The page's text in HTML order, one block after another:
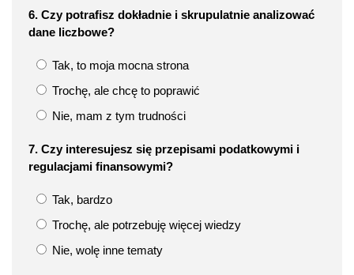
6. Czy potrafisz dokładnie i skrupulatnie analizować
dane liczbowe?
Tak, to moja mocna strona
Trochę, ale chcę to poprawić
Nie, mam z tym trudności
7. Czy interesujesz się przepisami podatkowymi i
regulacjami finansowymi?
Tak, bardzo
Trochę, ale potrzebuję więcej wiedzy
Nie, wolę inne tematy